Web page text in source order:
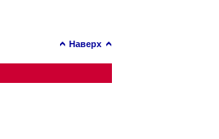
Наверх